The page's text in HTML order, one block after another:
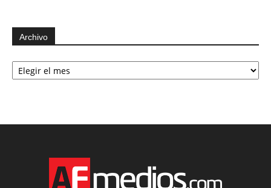
Archivo
Archivo